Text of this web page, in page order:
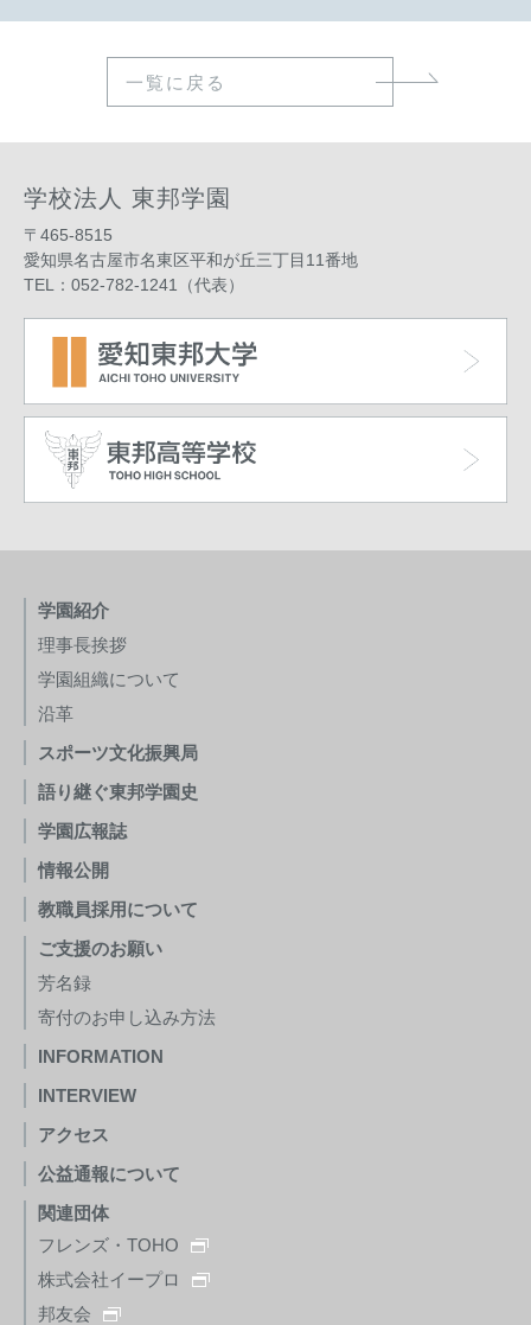
一覧に戻る
学校法人 東邦学園
〒465-8515
愛知県名古屋市名東区平和が丘三丁目11番地
TEL：052-782-1241（代表）
学園紹介
理事長挨拶
学園組織について
沿革
スポーツ文化振興局
語り継ぐ東邦学園史
学園広報誌
情報公開
教職員採用について
ご支援のお願い
芳名録
寄付のお申し込み方法
INFORMATION
INTERVIEW
アクセス
公益通報について
関連団体
フレンズ・TOHO
株式会社イープロ
邦友会